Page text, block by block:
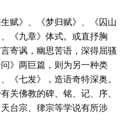
》、《梦归赋》、《囚山
《九章》体式。或直抒胸
寄讽，幽思苦语，深得屈骚
》两巨篇，则为另一种类
《七发》，造语奇特深奥。
关佛教的碑、铭、记、序、
台宗、律宗等学说有所涉